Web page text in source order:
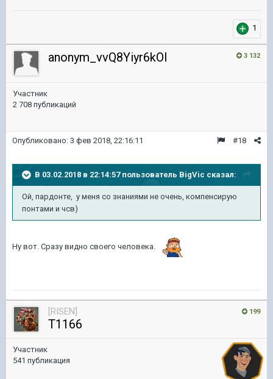
1
3 132
anonym_vvQ8Yiyr6kOI
Участник
2 708 публикаций
#18
Опубликовано: 3 фев 2018, 22:16:11
В 03.02.2018 в 22:14:57 пользователь BigVic сказал:
Ой, пардонте, у меня со знаниями не очень, компенсирую
понтами и чсв)
Ну вот. Сразу видно своего человека.
199
[RISEN]
T1166
Участник
541 публикация